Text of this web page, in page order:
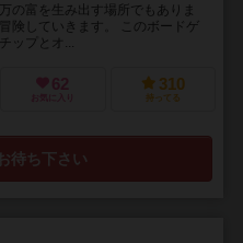
の富を生み出す場所でもありま
険していきます。 このボードゲ
ップとオ...
62
お気に入り
310
持ってる
待ち下さい